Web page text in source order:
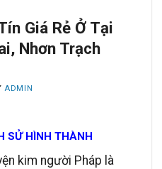
Giá Rẻ Ở Tại
Nhơn Trạch
ADMIN
SỬ HÌNH THÀNH
kim người Pháp là